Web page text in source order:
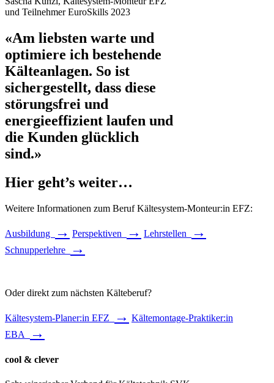
und Teilnehmer EuroSkills 2023
«Am liebsten warte und
optimiere ich bestehende
Kälteanlagen. So ist
sichergestellt, dass diese
störungsfrei und
energieeffizient laufen und
die Kunden glücklich
sind.»
Hier geht’s weiter…
Weitere Informationen zum Beruf Kältesystem-Monteur:in EFZ:
Ausbildung → Perspektiven → Lehrstellen →
Schnupperlehre →
Oder direkt zum nächsten Kälteberuf?
Kältesystem-Planer:in EFZ → Kältemontage-Praktiker:in
EBA
→
cool & clever